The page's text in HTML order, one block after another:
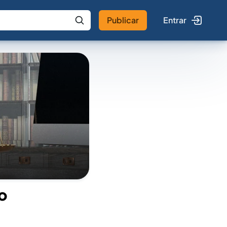
IA Buscar no Jus
Publicar Entrar